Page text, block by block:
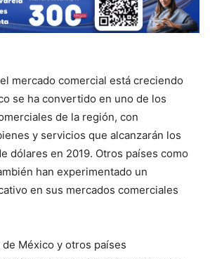
mercado comercial está creciendo
se ha convertido en uno de los
de la región, con
y servicios que alcanzarán los
dólares en 2019. Otros países como
han experimentado un
en sus mercados comerciales
México y otros países